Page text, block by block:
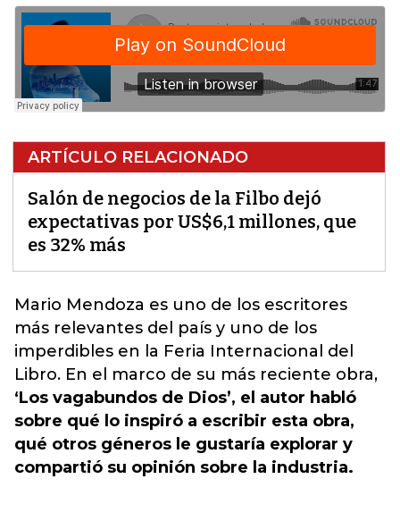
ARTÍCULO RELACIONADO
Salón de negocios de la Filbo dejó
expectativas por US$6,1 millones, que
es 32% más
Mario Mendoza es uno de los escritores
más relevantes del país y uno de los
imperdibles en la Feria Internacional del
Libro. En el marco de su más reciente obra,
‘Los vagabundos de Dios’, el autor habló
sobre qué lo inspiró a escribir esta obra,
qué otros géneros le gustaría explorar y
compartió su opinión sobre la industria.